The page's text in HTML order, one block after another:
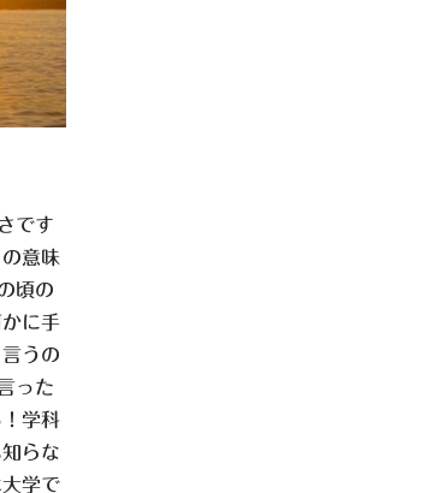
です
意味
頃の
に手
うの
った
学科
らな
学で